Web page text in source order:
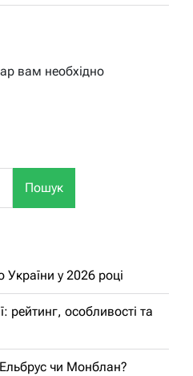
вам необхідно
Пошук
у 2026 році
рейтинг, особливості та
чи Монблан?